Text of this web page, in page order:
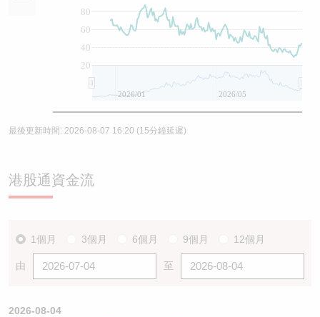
20
40
60
80
2026/01 2026/05
最後更新時間: 2026-08-07 16:20 (15分鐘延遲)
港股通資金流
1個月 3個月 6個月 9個月 12個月
由 至
2026-08-04